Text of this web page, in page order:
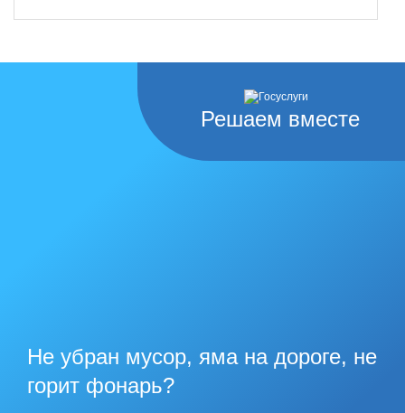
Решаем вместе
Не убран мусор, яма на дороге, не
горит фонарь?